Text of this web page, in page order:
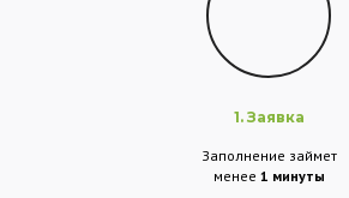
1. Заявка
Заполнение займет
менее 1 минуты